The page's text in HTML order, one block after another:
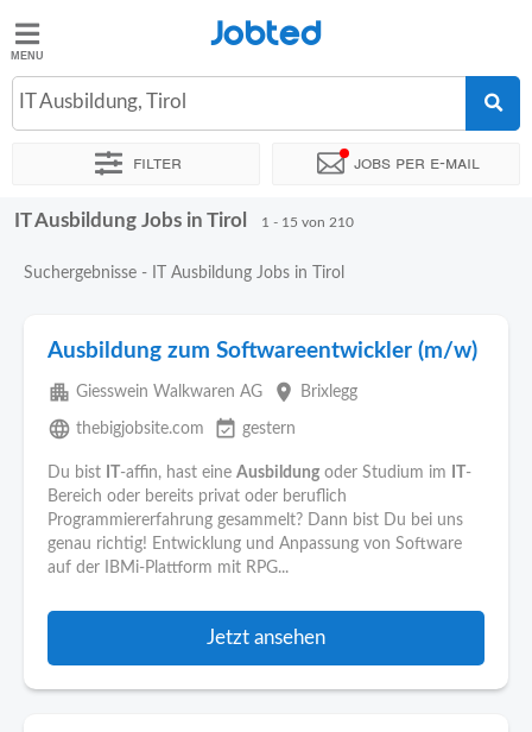
Jobted
Jobs
Jobted
IT Ausbildung, Tirol
Filter Jobs per e-mail
Sortieren nach Unternehmen Personaldienstleister
IT Ausbildung Jobs in Tirol 1 - 15 von 210
Suchergebnisse - IT Ausbildung Jobs in Tirol
Ausbildung zum Softwareentwickler (m/w)
apartment Giesswein Walkwaren AG place Brixlegg
language thebigjobsite.com event_available gestern
Du bist -affin, hast eine Ausbildung oder Studium im
-
Bereich oder bereits privat oder beruflich
Programmiererfahrung gesammelt? Dann bist Du bei uns
genau richtig! Entwicklung und Anpassung von Software
auf der IBMi-Plattform mit RPG...
Jetzt ansehen